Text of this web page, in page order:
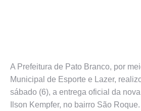
A Prefeitura de Pato Branco, por
Municipal de Esporte e Lazer,
sábado (6), a entrega oficial da
Ilson Kempfer, no bairro São